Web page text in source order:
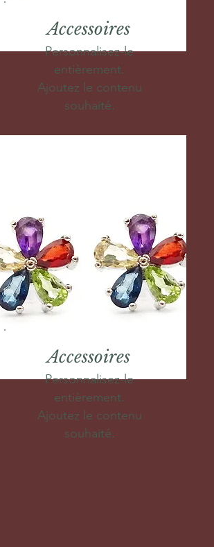
Accessoires
Personnalisez-le
entièrement.
Ajoutez le contenu
souhaité.
Accessoires
Personnalisez-le
entièrement.
Ajoutez le contenu
souhaité.